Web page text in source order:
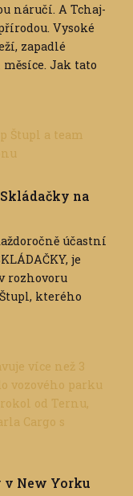
náručí. A Tchaj-
Vysoké
zapadlé
Jak tato
na
účastní
je
rozhovoru
kterého
New Yorku